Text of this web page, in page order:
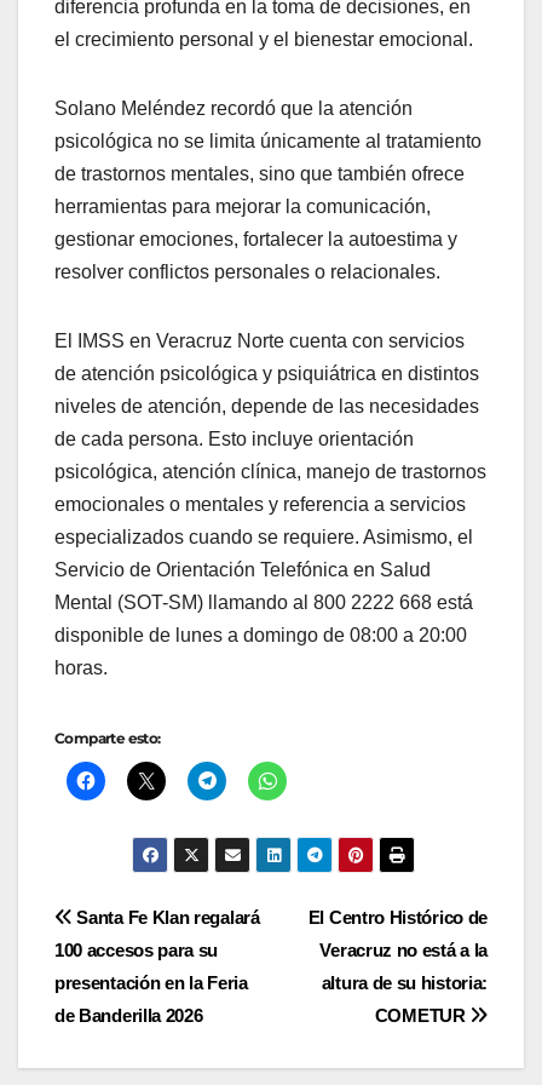
diferencia profunda en la toma de decisiones, en
el crecimiento personal y el bienestar emocional.
Solano Meléndez recordó que la atención
psicológica no se limita únicamente al tratamiento
de trastornos mentales, sino que también ofrece
herramientas para mejorar la comunicación,
gestionar emociones, fortalecer la autoestima y
resolver conflictos personales o relacionales.
El IMSS en Veracruz Norte cuenta con servicios
de atención psicológica y psiquiátrica en distintos
niveles de atención, depende de las necesidades
de cada persona. Esto incluye orientación
psicológica, atención clínica, manejo de trastornos
emocionales o mentales y referencia a servicios
especializados cuando se requiere. Asimismo, el
Servicio de Orientación Telefónica en Salud
Mental (SOT-SM) llamando al 800 2222 668 está
disponible de lunes a domingo de 08:00 a 20:00
horas.
Comparte esto:
Navegación
de
entradas
El Centro Histórico de
Veracruz no está a la
altura de su historia:
COMETUR
Santa Fe Klan regalará
100 accesos para su
presentación en la Feria
de Banderilla 2026